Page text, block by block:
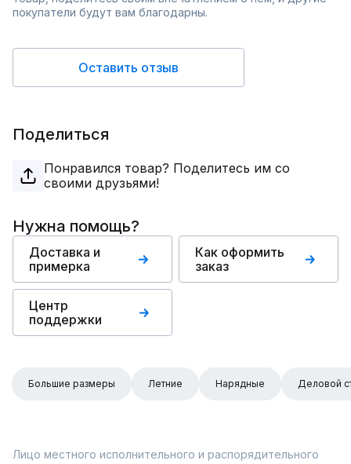
покупатели будут вам благодарны.
Оставить отзыв
Поделиться
Понравился товар? Поделитесь им со
своими друзьями!
Нужна помощь?
Доставка и
примерка
Как оформить
заказ
Центр
поддержки
Большие размеры Летние Нарядные Деловой
Лицо местного исполнительного и распорядительного